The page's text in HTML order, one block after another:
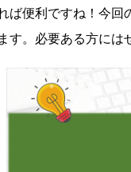
ば便利ですね！今回
す。必要ある方には